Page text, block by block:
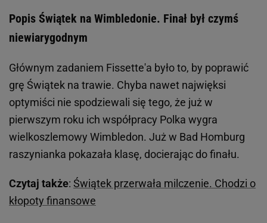
Popis Świątek na Wimbledonie. Finał był czymś
niewiarygodnym
Głównym zadaniem Fissette'a było to, by poprawić
grę Świątek na trawie. Chyba nawet najwięksi
optymiści nie spodziewali się tego, że już w
pierwszym roku ich współpracy Polka wygra
wielkoszlemowy Wimbledon. Już w Bad Homburg
raszynianka pokazała klasę, docierając do finału.
Czytaj także: Świątek przerwała milczenie. Chodzi o
kłopoty finansowe